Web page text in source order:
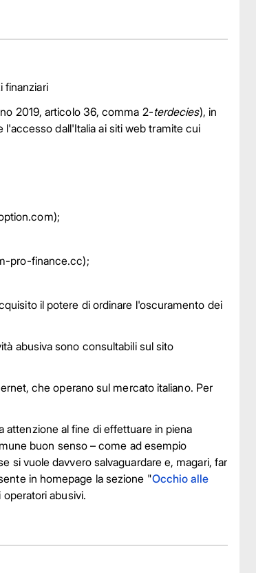
finanziari
2019, articolo 36, comma 2-terdecies), in
l'accesso dall'Italia ai siti web tramite cui
pro-finance.cc);
il potere di ordinare l'oscuramento dei
abusiva sono consultabili sul sito
che operano sul mercato italiano. Per
attenzione al fine di effettuare in piena
buon senso – come ad esempio
si vuole davvero salvaguardare e, magari, far
in homepage la sezione "Occhio alle
abusivi.